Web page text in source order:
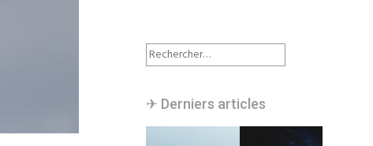
Rechercher :
✈︎ Derniers articles